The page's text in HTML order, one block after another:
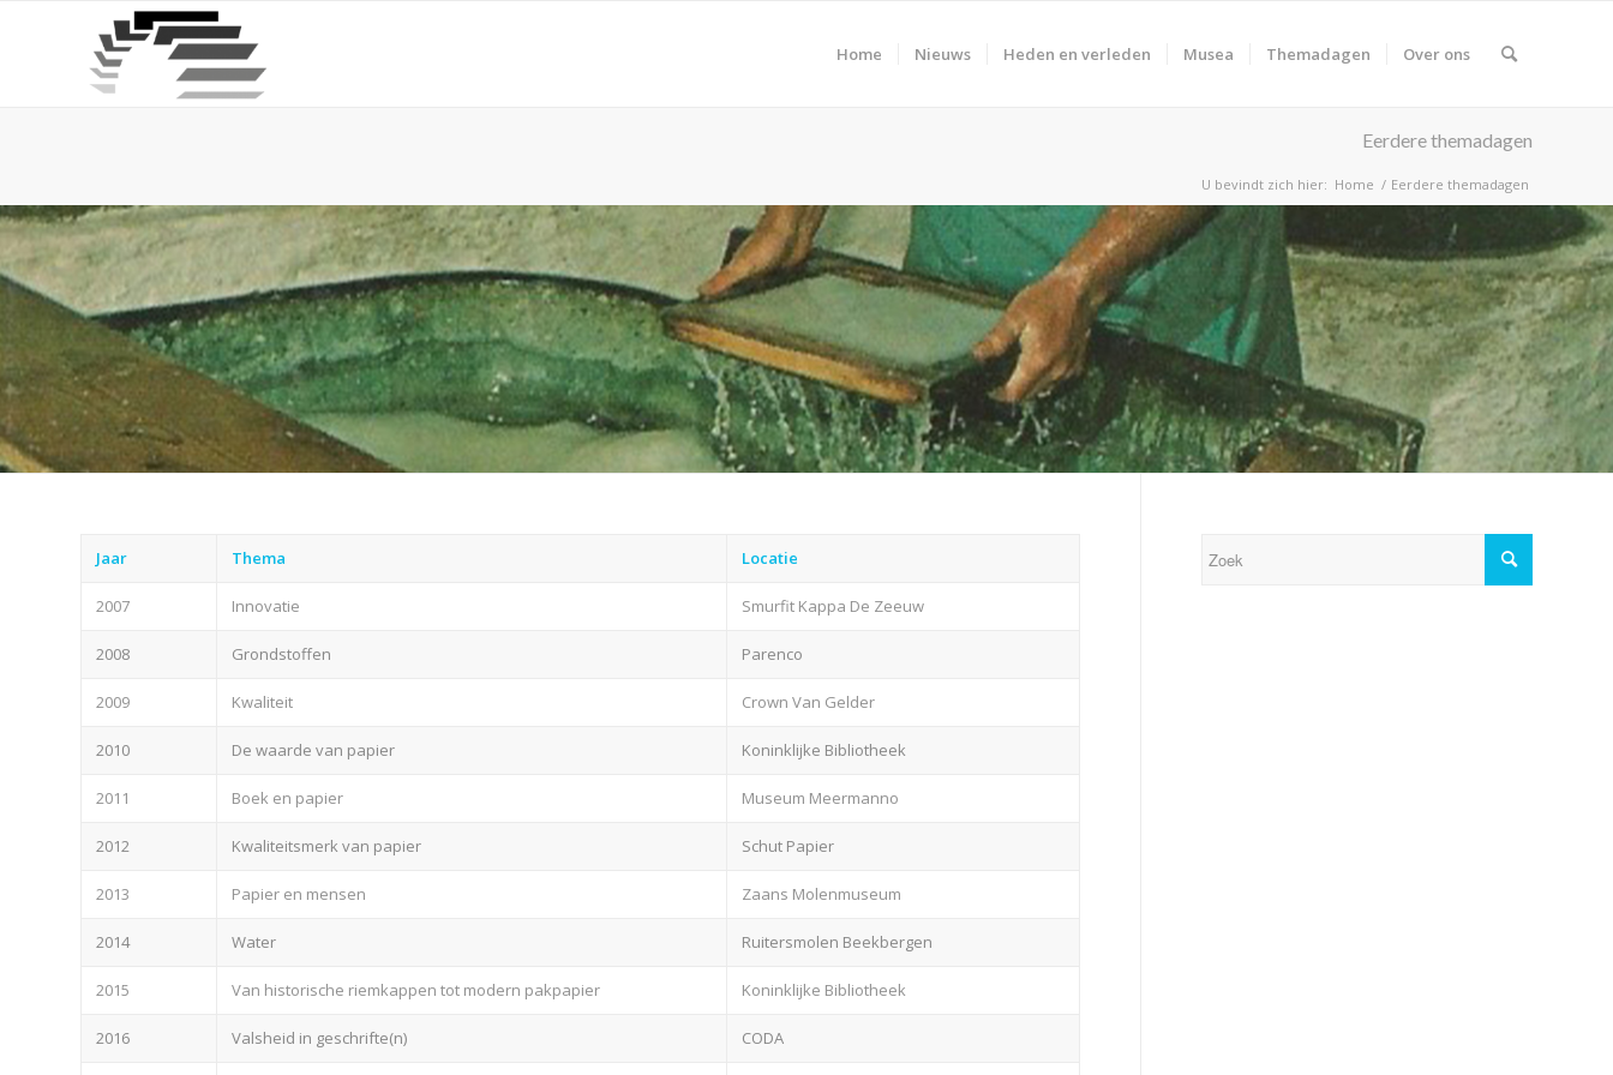
Home Nieuws Heden en verleden Musea Themadagen Over ons
Eerdere themadagen
U bevindt zich hier: Home / Eerdere themadagen
Jaar Thema Locatie
2007 Innovatie Smurfit Kappa De Zeeuw
2008 Grondstoffen Parenco
2009 Kwaliteit Crown Van Gelder
2010 De waarde van papier Koninklijke Bibliotheek
2011 Boek en papier Museum Meermanno
2012 Kwaliteitsmerk van papier Schut Papier
2013 Papier en mensen Zaans Molenmuseum
2014 Water Ruitersmolen Beekbergen
2015 Van historische riemkappen tot modern pakpapier Koninklijke Bibliotheek
2016 Valsheid in geschrifte(n) CODA